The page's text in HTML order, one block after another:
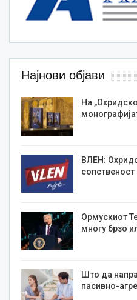
Најнови објави
На
ВЛЕН:
Ормускиот
многу брзо
Што да
пасивно-